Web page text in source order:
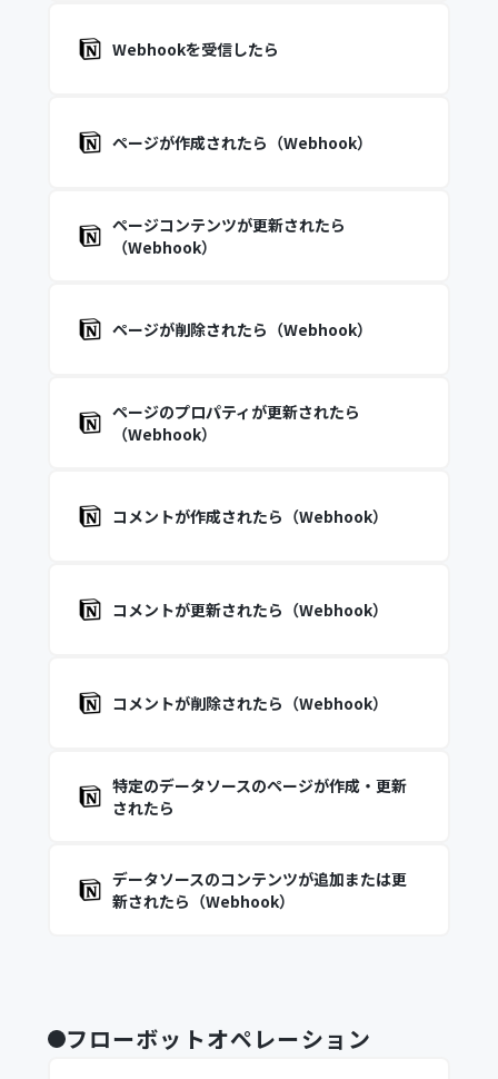
Webhookを受信したら
ページが作成されたら（Webhook）
ページコンテンツが更新されたら
（Webhook）
ページが削除されたら（Webhook）
ページのプロパティが更新されたら
（Webhook）
コメントが作成されたら（Webhook）
コメントが更新されたら（Webhook）
コメントが削除されたら（Webhook）
特定のデータソースのページが作成・更新
されたら
データソースのコンテンツが追加または更
新されたら（Webhook）
フローボットオペレーション